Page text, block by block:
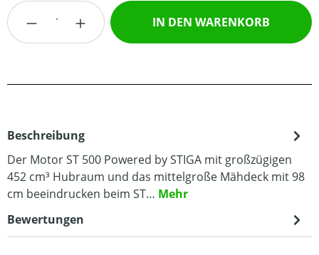
Produkt Anzahl: Gib den gewünschten
IN DEN WARENKORB
Beschreibung
Der Motor ST 500 Powered by STIGA mit großzügigen
452 cm³ Hubraum und das mittelgroße Mähdeck mit 98
cm beeindrucken beim ST… Mehr
Bewertungen